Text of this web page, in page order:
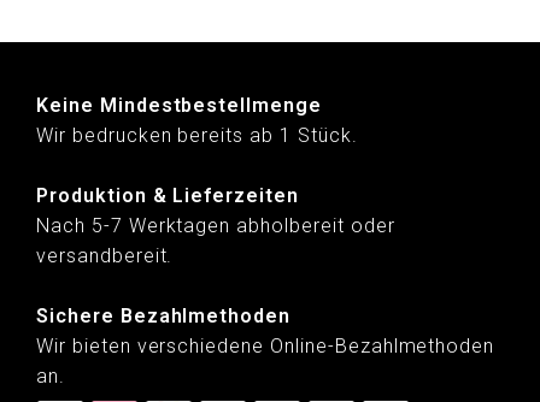
Keine Mindestbestellmenge
Wir bedrucken bereits ab 1 Stück.
Produktion & Lieferzeiten
Nach 5-7 Werktagen abholbereit oder
versandbereit.
Sichere Bezahlmethoden
Wir bieten verschiedene Online-Bezahlmethoden
an.